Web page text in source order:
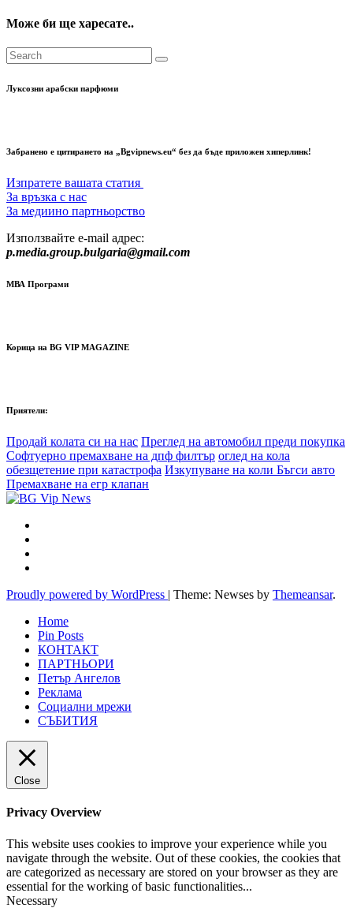
Може би ще харесате..
Луксозни арабски парфюми
Забранено е цитирането на „Bgvipnews.eu“ без да бъде приложен хиперлинк!
Изпратете вашата статия
За връзка с нас
За медиино партньорство
Използвайте e-mail адрес:
p.media.group.bulgaria@gmail.com
МВА Програми
Корица на BG VIP MAGAZINE
Приятели:
Продай колата си на нас Преглед на автомобил преди покупка
Софтуерно премахване на дпф филтър оглед на кола
обезщетение при катастрофа Изкупуване на коли Бъгси авто
Премахване на егр клапан
Proudly powered by WordPress | Theme: Newses by Themeansar.
Home
Pin Posts
КОНТАКТ
ПАРТНЬОРИ
Петър Ангелов
Реклама
Социални мрежи
СЪБИТИЯ
Close
Privacy Overview
This website uses cookies to improve your experience while you
navigate through the website. Out of these cookies, the cookies that
are categorized as necessary are stored on your browser as they are
essential for the working of basic functionalities...
Necessary